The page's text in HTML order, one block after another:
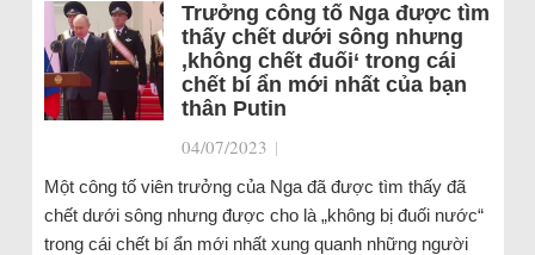
Trưởng công tố Nga được tìm
thấy chết dưới sông nhưng
‚không chết đuối‘ trong cái
chết bí ẩn mới nhất của bạn
thân Putin
04/07/2023 |
Một công tố viên trưởng của Nga đã được tìm thấy đã
chết dưới sông nhưng được cho là „không bị đuối nước“
trong cái chết bí ẩn mới nhất xung quanh những người